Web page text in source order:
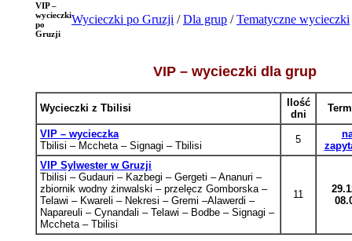
VIP –
wycieczki
po
Gruzji
Wycieczki po Gruzji /Dla grup /Tematyczne wycieczki
VIP – wycieczki dla grup
Wycieczki z Tbilisi
Ilość
dni
VIP – wycieczka
Tbilisi – Mccheta – Signagi – Tbilisi
5
VIP Sylwester w Gruzji
Tbilisi – Gudauri – Kazbegi – Gergeti – Ananuri –
zbiornik wodny żinwalski – przelęcz Gomborska –
Telawi – Kwareli – Nekresi – Gremi –Alawerdi –
Napareuli – Cynandali – Telawi – Bodbe – Signagi –
Mccheta – Tbilisi
11